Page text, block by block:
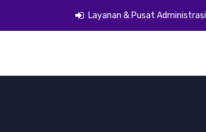
Layanan & Pusat Administrasi